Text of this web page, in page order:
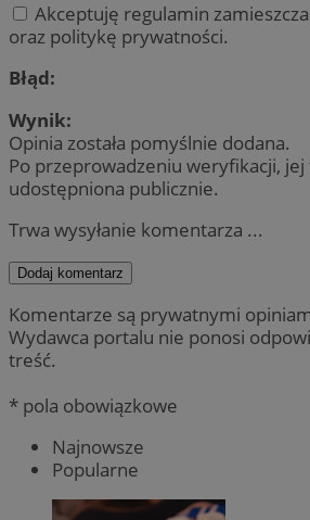
Akceptuję regulamin
oraz politykę prywatności.
Błąd:
Wynik:
Opinia została pomyślnie dodana.
Po przeprowadzeniu weryfikacji,
udostępniona publicznie.
Trwa wysyłanie komentarza ...
Dodaj komentarz
Komentarze są prywatnymi
Wydawca portalu nie ponosi
treść.
* pola obowiązkowe
Najnowsze
Popularne